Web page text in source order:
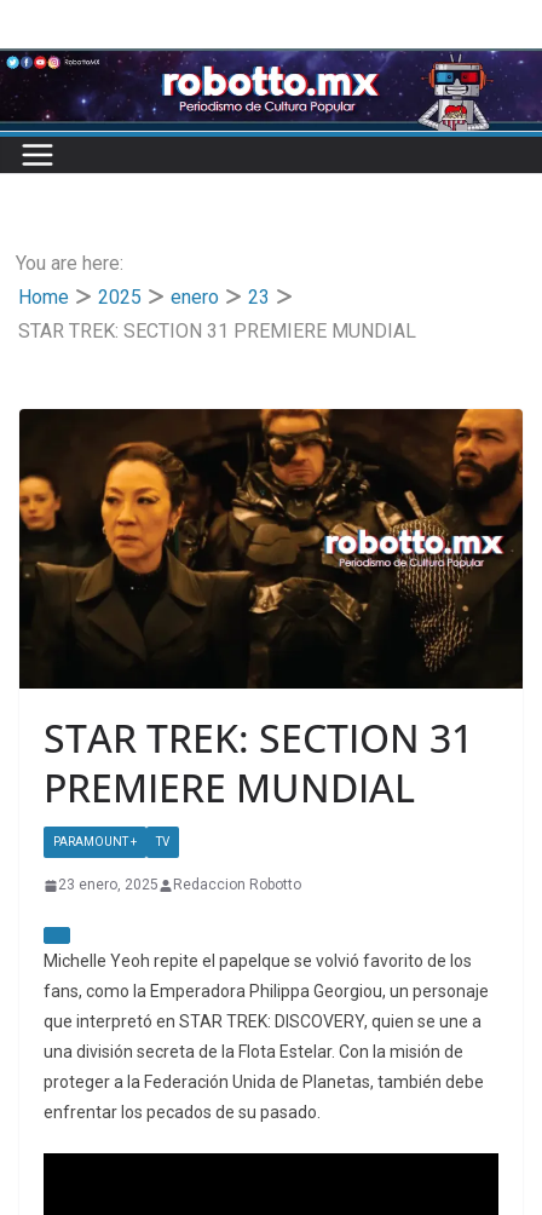
to
content
You are here:
Home
2025 enero
23
STAR TREK: SECTION 31 PREMIERE MUNDIAL
STAR TREK: SECTION 31
PREMIERE MUNDIAL
PARAMOUNT + TV
23 enero, 2025 Redaccion Robotto
Michelle Yeoh repite el papelque se volvió favorito de los
fans, como la Emperadora Philippa Georgiou, un personaje
que interpretó en STAR TREK: DISCOVERY, quien se une a
una división secreta de la Flota Estelar. Con la misión de
proteger a la Federación Unida de Planetas, también debe
enfrentar los pecados de su pasado.